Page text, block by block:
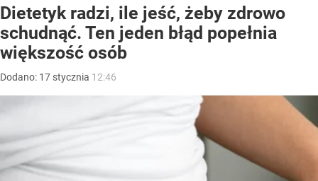
Dietetyk radzi, ile jeść, żeby zdrowo
schudnąć. Ten jeden błąd popełnia
większość osób
Dodano: 17 stycznia 12:46